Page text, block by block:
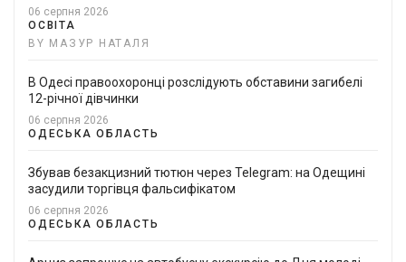
06 серпня 2026
ОСВІТА
BY МАЗУР НАТАЛЯ
В Одесі правоохоронці розслідують обставини загибелі
12-річної дівчинки
06 серпня 2026
ОДЕСЬКА ОБЛАСТЬ
Збував безакцизний тютюн через Telegram: на Одещині
засудили торгівця фальсифікатом
06 серпня 2026
ОДЕСЬКА ОБЛАСТЬ